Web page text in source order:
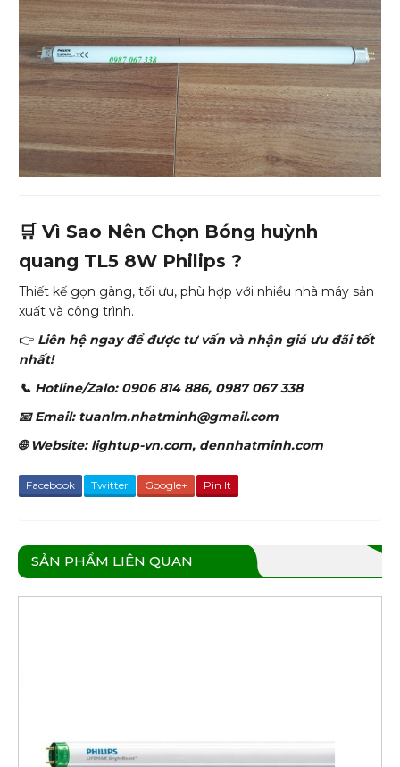
🛒 Vì Sao Nên Chọn Bóng huỳnh
quang TL5 8W Philips ?
Thiết kế gọn gàng, tối ưu, phù hợp với nhiều nhà máy sản
xuất và công trình.
👉 Liên hệ ngay để được tư vấn và nhận giá ưu đãi tốt
nhất!
📞 Hotline/Zalo: 0906 814 886, 0987 067 338
📧 Email: tuanlm.nhatminh@gmail.com
🌐 Website: lightup-vn.com, dennhatminh.com
Facebook Twitter Google+ Pin It
SẢN PHẨM LIÊN QUAN